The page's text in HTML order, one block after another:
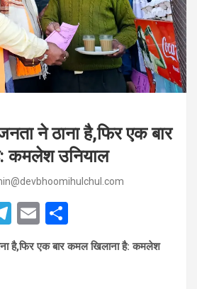
ने ठाना है,फिर एक बार
कमलेश उनियाल
T
el
e
E
m
ail
h
ar
है,फिर एक बार कमल खिलाना है: कमलेश